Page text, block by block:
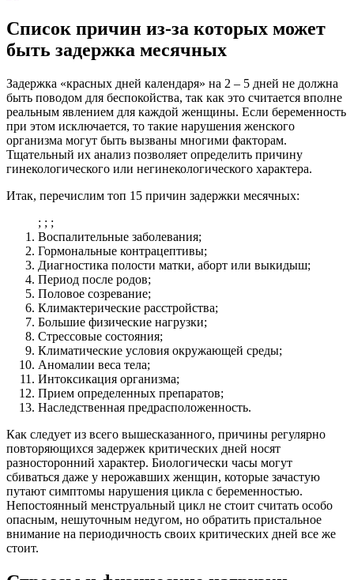
Список причин из-за которых может
быть задержка месячных
Задержка «красных дней календаря» на 2 – 5 дней не должна
быть поводом для беспокойства, так как это считается вполне
реальным явлением для каждой женщины. Если беременность
при этом исключается, то такие нарушения женского
организма могут быть вызваны многими факторам.
Тщательный их анализ позволяет определить причину
гинекологического или негинекологического характера.
Итак, перечислим топ 15 причин задержки месячных:
; ; ;
Воспалительные заболевания;
Гормональные контрацептивы;
Диагностика полости матки, аборт или выкидыш;
Период после родов;
Половое созревание;
Климактерические расстройства;
Большие физические нагрузки;
Стрессовые состояния;
Климатические условия окружающей среды;
Аномалии веса тела;
Интоксикация организма;
Прием определенных препаратов;
Наследственная предрасположенность.
Как следует из всего вышесказанного, причины регулярно
повторяющихся задержек критических дней носят
разносторонний характер. Биологически часы могут
сбиваться даже у нерожавших женщин, которые зачастую
путают симптомы нарушения цикла с беременностью.
Непостоянный менструальный цикл не стоит считать особо
опасным, нешуточным недугом, но обратить пристальное
внимание на периодичность своих критических дней все же
стоит.